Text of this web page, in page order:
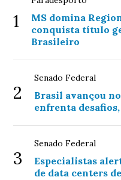
1
MS domina
conquista título
Brasileiro
2
Senado Federal
Brasil avançou
enfrenta
3
Senado Federal
Especialistas
de data centers